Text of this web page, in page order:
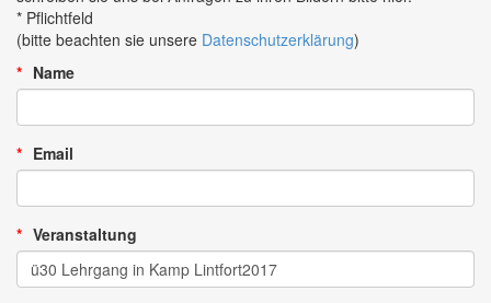
* Pflichtfeld
(bitte beachten sie unsere Datenschutzerklärung)
Name
Email
Veranstaltung